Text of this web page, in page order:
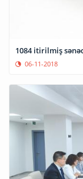
1084 itirilmiş
06-11-2018